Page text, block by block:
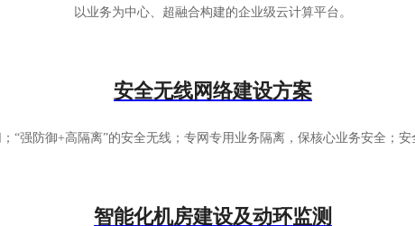
以业务为中心、超融合构建的企业级云计算平台。
安全无线网络建设方案
“强防御+高隔离”的安全无线；专网专用业务隔离，保核心业务安全；
智能化机房建设及动环监测